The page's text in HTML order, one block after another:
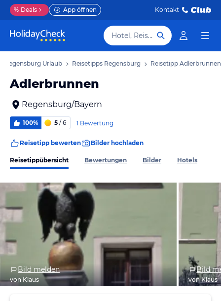
% Deals App öffnen Kontakt
Hotel, Reiseziel
Regensburg Urlaub Reisetipps Regensburg Reisetipp Adlerbrunnen
Adlerbrunnen
Regensburg/Bayern
100% 5 / 6 1 Bewertung
Reisetipp bewerten Bilder hochladen
Reisetippübersicht Bewertungen Bilder Hotels
Bild melden
von Klaus
Bild
von Klaus